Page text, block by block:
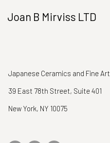
Joan B Mirviss LTD
Japanese Ceramics and Fine Art
39 East 78th Street, Suite 401
New York, NY 10075